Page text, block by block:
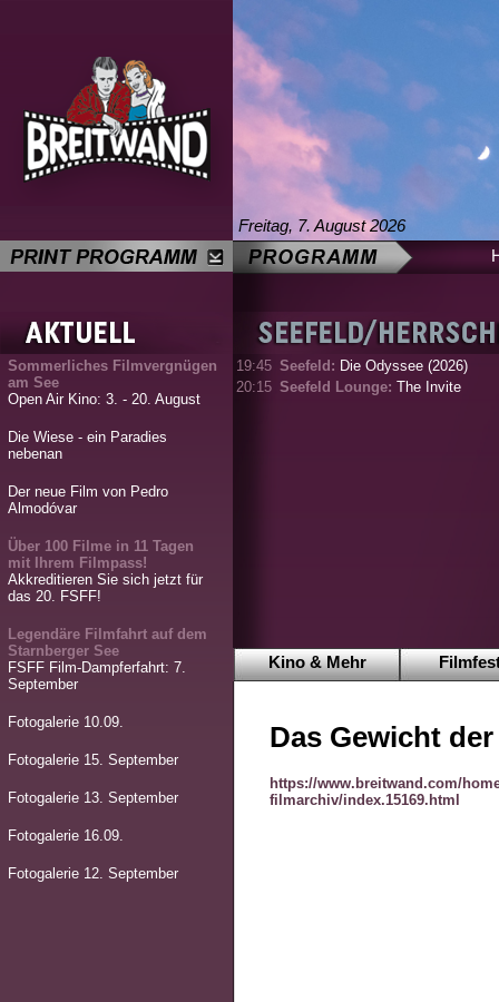
Freitag, 7. August 2026
Sommerliches Filmvergnügen
am See
Open Air Kino: 3. - 20. August
Die Wiese - ein Paradies
nebenan
Der neue Film von Pedro
Almodóvar
Über 100 Filme in 11 Tagen
mit Ihrem Filmpass!
Akkreditieren Sie sich jetzt für
das 20. FSFF!
Legendäre Filmfahrt auf dem
Starnberger See
FSFF Film-Dampferfahrt: 7.
September
Fotogalerie 10.09.
Fotogalerie 15. September
Fotogalerie 13. September
Fotogalerie 16.09.
Fotogalerie 12. September
19:45 Seefeld: Die Odyssee (2026)
20:15 Seefeld Lounge: The Invite
Kino & Mehr
Das Gewicht
https://www.breitwand.com/
filmarchiv/index.15169.html